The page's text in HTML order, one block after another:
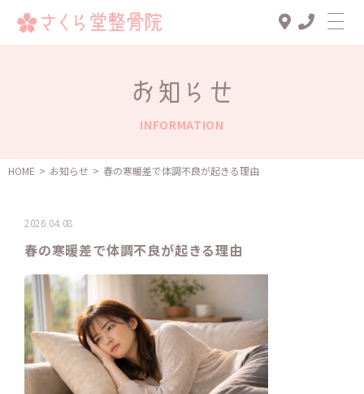
診療メニュー
スタッフ一覧
ブログ
お知らせ
INFORMATION
HOME > お知らせ > 春の寒暖差で体調不良が起きる理由
2026.04.08
春の寒暖差で体調不良が起きる理由